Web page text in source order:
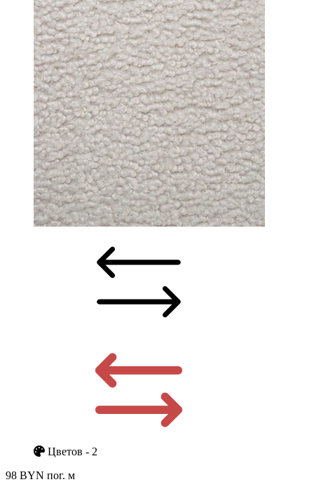
Цветов - 2
98 BYN пог. м